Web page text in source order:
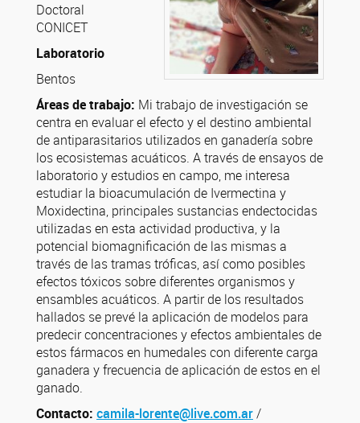
Doctoral
CONICET
Laboratorio
Bentos
Áreas de trabajo: Mi trabajo de investigación se
centra en evaluar el efecto y el destino ambiental
de antiparasitarios utilizados en ganadería sobre
los ecosistemas acuáticos. A través de ensayos de
laboratorio y estudios en campo, me interesa
estudiar la bioacumulación de Ivermectina y
Moxidectina, principales sustancias endectocidas
utilizadas en esta actividad productiva, y la
potencial biomagnificación de las mismas a
través de las tramas tróficas, así como posibles
efectos tóxicos sobre diferentes organismos y
ensambles acuáticos. A partir de los resultados
hallados se prevé la aplicación de modelos para
predecir concentraciones y efectos ambientales de
estos fármacos en humedales con diferente carga
ganadera y frecuencia de aplicación de estos en el
ganado.
Contacto: camila-lorente@live.com.ar/